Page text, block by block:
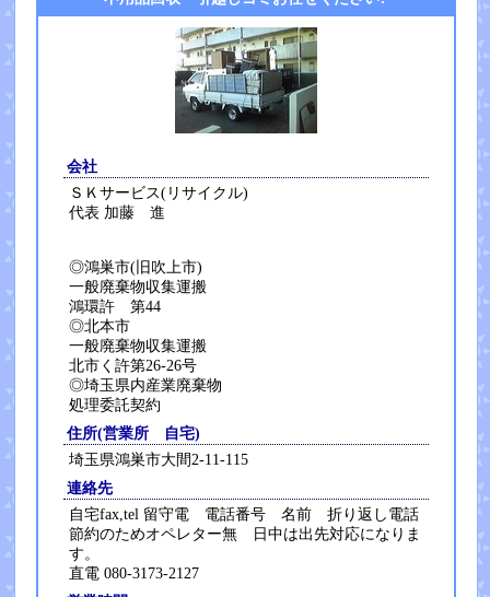
会社
ＳＫサービス(リサイクル)
代表 加藤 進
◎鴻巣市(旧吹上市)
一般廃棄物収集運搬
鴻環許 第44
◎北本市
一般廃棄物収集運搬
北市く許第26-26号
◎埼玉県内産業廃棄物
処理委託契約
住所(営業所 自宅)
埼玉県鴻巣市大間2-11-115
連絡先
自宅fax,tel 留守電 電話番号 名前 折り返し電話
節約のためオペレター無 日中は出先対応になりま
す。
直電 080-3173-2127